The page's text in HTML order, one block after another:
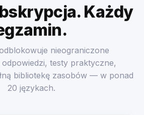
Każdy
nieograniczone
testy praktyczne,
bibliotekę zasobów — w ponad
20 językach.